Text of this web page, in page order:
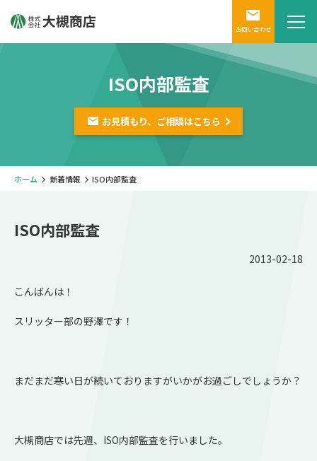
お問い合わせ
ISO内部監査
お見積もり、ご相談はこちら
ホーム 新着情報 ISO内部監査
ISO内部監査
2013-02-18
こんばんは！
スリッター部の野澤です！
まだまだ寒い日が続いておりますがいかがお過ごしでしょうか？
大槻商店では先週、ISO内部監査を行いました。